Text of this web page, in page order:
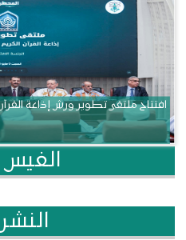
افتتاح ملتقى تطوير ورش إذاعة